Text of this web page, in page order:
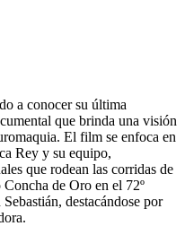
a conocer su última
que brinda una visión
El film se enfoca en
Rey y su equipo,
que rodean las corridas de
de Oro en el 72º
destacándose por